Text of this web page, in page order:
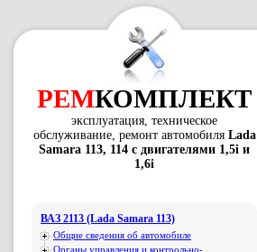
РЕМКОМПЛЕКТ
эксплуатация, техническое
обслуживание, ремонт автомобиля Lada
Samara 113, 114 с двигателями 1,5i и
1,6i
ВАЗ 2113 (Lada Samara 113)
Общие сведения об автомобиле
Органы управления и контрольно-